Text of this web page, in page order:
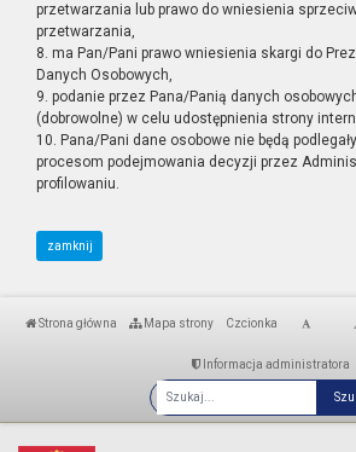
przetwarzania lub prawo do wniesienia
przetwarzania,
8. ma Pan/Pani prawo wniesienia skargi do
Danych Osobowych,
9. podanie przez Pana/Panią danych
(dobrowolne) w celu udostępnienia strony
10. Pana/Pani dane osobowe nie będą
procesom podejmowania decyzji przez
profilowaniu.
zamknij
Strona główna Mapa strony Czcionka
Informacja administratora
Fraza